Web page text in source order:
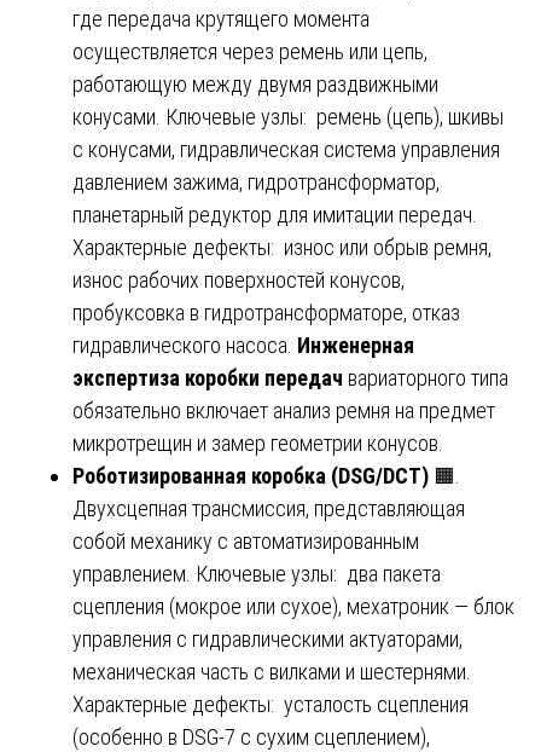
где передача крутящего момента
осуществляется через ремень или цепь,
работающую между двумя раздвижными
конусами. Ключевые узлы: ремень (цепь), шкивы
с конусами, гидравлическая система управления
давлением зажима, гидротрансформатор,
планетарный редуктор для имитации передач.
Характерные дефекты: износ или обрыв ремня,
износ рабочих поверхностей конусов,
пробуксовка в гидротрансформаторе, отказ
гидравлического насоса. Инженерная
экспертиза коробки передач вариаторного типа
обязательно включает анализ ремня на предмет
микротрещин и замер геометрии конусов.
Роботизированная коробка (DSG/DCT) 🟧.
Двухсцепная трансмиссия, представляющая
собой механику с автоматизированным
управлением. Ключевые узлы: два пакета
сцепления (мокрое или сухое), мехатроник — блок
управления с гидравлическими актуаторами,
механическая часть с вилками и шестернями.
Характерные дефекты: усталость сцепления
(особенно в DSG-7 с сухим сцеплением),